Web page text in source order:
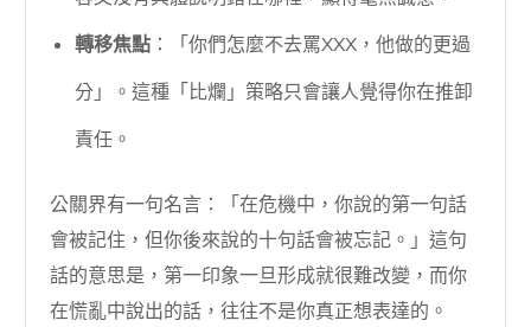
轉移焦點 ：「你們怎麼不去罵XXX，他做的更過
分」。這種「比爛」策略只會讓人覺得你在推卸
責任。
公關界有一句名言：「在危機中，你說的第一句話
會被記住，但你後來說的十句話會被忘記。」這句
話的意思是，第一印象一旦形成就很難改變，而你
在慌亂中說出的話，往往不是你真正想表達的。